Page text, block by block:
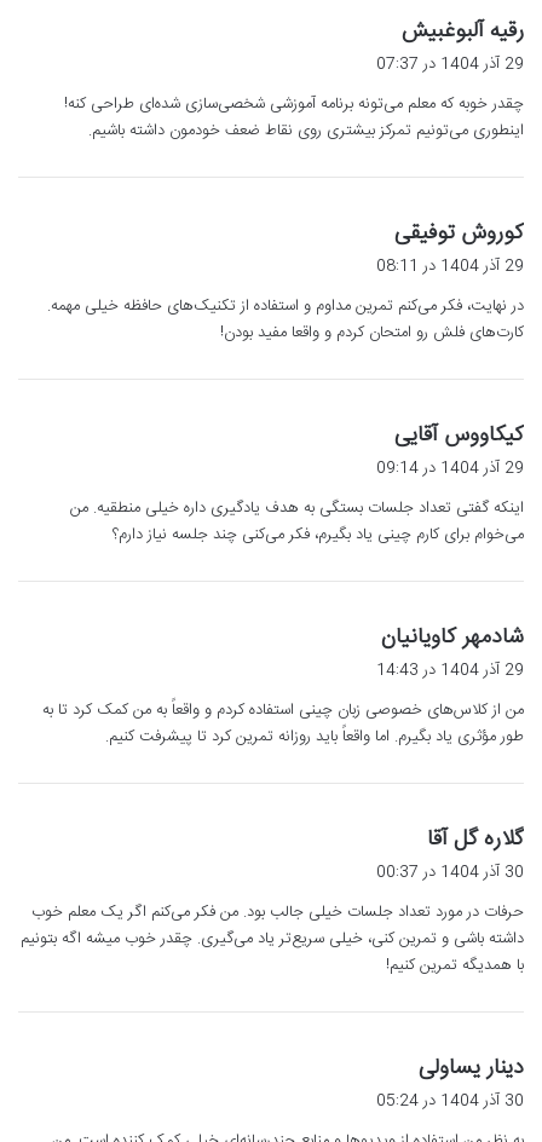
رقیه آلبوغبیش
ف
:
29 آذر 1404 در 07:37
چقدر خوبه که معلم می‌تونه برنامه آموزشی شخصی‌سازی شده‌ای طراحی کنه!
اینطوری می‌تونیم تمرکز بیشتری روی نقاط ضعف خودمون داشته باشیم.
کوروش توفیقی
ف
:
29 آذر 1404 در 08:11
در نهایت، فکر می‌کنم تمرین مداوم و استفاده از تکنیک‌های حافظه خیلی مهمه.
کارت‌های فلش رو امتحان کردم و واقعا مفید بودن!
کیکاووس آقایی
ف
:
29 آذر 1404 در 09:14
اینکه گفتی تعداد جلسات بستگی به هدف یادگیری داره خیلی منطقیه. من
می‌خوام برای کارم چینی یاد بگیرم، فکر می‌کنی چند جلسه نیاز دارم؟
شادمهر کاویانیان
ف
:
29 آذر 1404 در 14:43
من از کلاس‌های خصوصی زبان چینی استفاده کردم و واقعاً به من کمک کرد تا به
طور مؤثری یاد بگیرم. اما واقعاً باید روزانه تمرین کرد تا پیشرفت کنیم.
گلاره گل آقا
ت
:
30 آذر 1404 در 00:37
حرفات در مورد تعداد جلسات خیلی جالب بود. من فکر می‌کنم اگر یک معلم خوب
داشته باشی و تمرین کنی، خیلی سریع‌تر یاد می‌گیری. چقدر خوب میشه اگه بتونیم
با همدیگه تمرین کنیم!
دینار یساولی
ف
30 آذر 1404 در 05:24